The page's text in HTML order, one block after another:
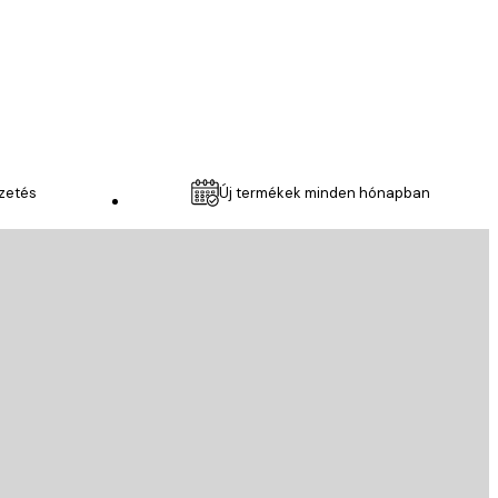
Új termékek minden hónapban